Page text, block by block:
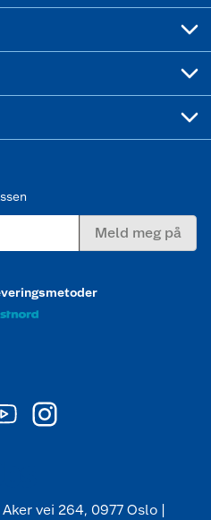
Meld meg på
vei 264, 0977 Oslo |